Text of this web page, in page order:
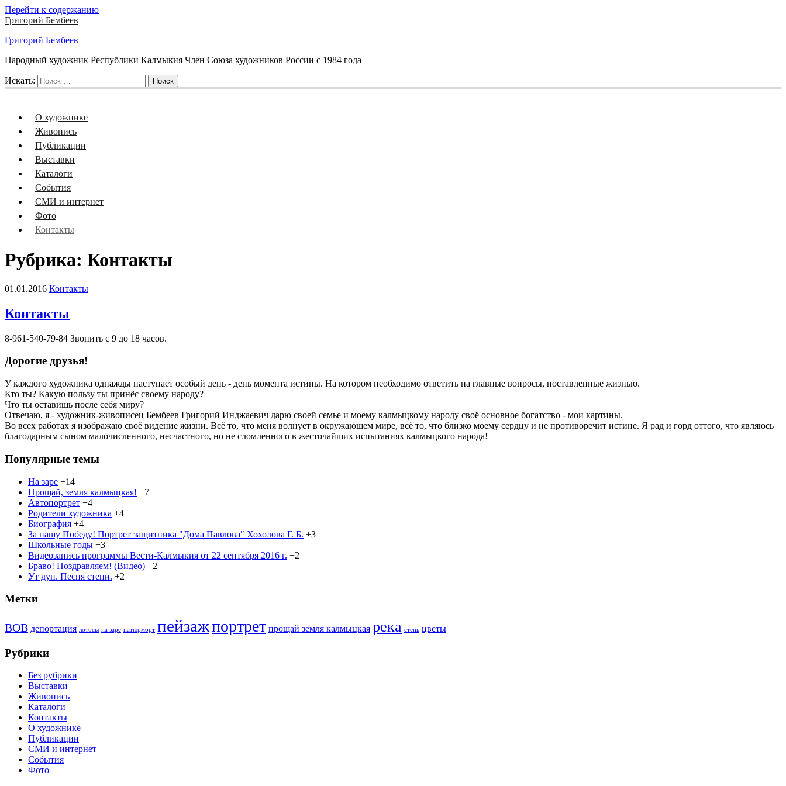
Перейти к содержанию
Григорий Бембеев
Григорий Бембеев
Народный художник Республики Калмыкия Член Союза художников России с 1984 года
Искать: Поиск
О художнике
Живопись
Публикации
Выставки
Каталоги
События
СМИ и интернет
Фото
Контакты
Рубрика: Контакты
01.01.2016 Контакты
Контакты
8-961-540-79-84 Звонить с 9 до 18 часов.
Дорогие друзья!
У каждого художника однажды наступает особый день - день момента истины. На котором необходимо ответить на главные вопросы, поставленные жизнью.
Кто ты? Какую пользу ты принёс своему народу?
Что ты оставишь после себя миру?
Отвечаю, я - художник-живописец Бембеев Григорий Инджаевич дарю своей семье и моему калмыцкому народу своё основное богатство - мои картины.
Во всех работах я изображаю своё видение жизни. Всё то, что меня волнует в окружающем мире, всё то, что близко моему сердцу и не противоречит истине. Я рад и горд оттого, что являюсь
благодарным сыном малочисленного, несчастного, но не сломленного в жесточайших испытаниях калмыцкого народа!
Популярные темы
На заре +14
Прощай, земля калмыцкая! +7
Автопортрет +4
Родители художника +4
Биография +4
За нашу Победу! Портрет защитника "Дома Павлова" Хохолова Г. Б. +3
Школьные годы +3
Видеозапись программы Вести-Калмыкия от 22 сентября 2016 г. +2
Браво! Поздравляем! (Видео) +2
Ут дун. Песня степи. +2
Метки
ВОВ депортация лотосы на заре натюрморт пейзажпортрет прощай земля калмыцкая река степь цветы
Рубрики
Без рубрики
Выставки
Живопись
Каталоги
Контакты
О художнике
Публикации
СМИ и интернет
События
Фото